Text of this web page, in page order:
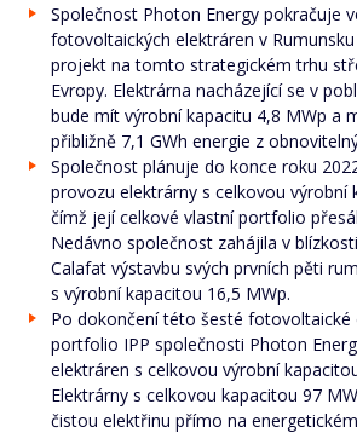
Společnost Photon Energy pokračuje
fotovoltaických elektráren v
projekt na tomto strategickém trhu
Evropy. Elektrárna nacházející se v
bude mít výrobní kapacitu 4,8 MWp a
přibližně 7,1 GWh energie z
Společnost plánuje do konce roku
provozu elektrárny s celkovou výrobní
čímž její celkové vlastní portfolio
Nedávno společnost zahájila v
Calafat výstavbu svých prvních pěti
s výrobní kapacitou 16,5 MWp.
Po dokončení této šesté fotovoltaické
portfolio IPP společnosti Photon
elektráren s celkovou výrobní
Elektrárny s celkovou kapacitou 97
čistou elektřinu přímo na